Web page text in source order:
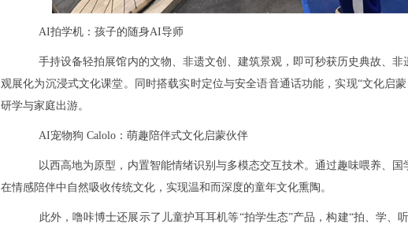
AI拍学机：孩子的随身AI导师
手持设备轻拍展馆内的文物、非遗文创、建筑景观，即可秒获历史典故、
观展化为沉浸式文化课堂。同时搭载实时定位与安全语音通话功能，实现“文化启
研学与家庭出游。
AI宠物狗 Calolo：萌趣陪伴式文化启蒙伙伴
以西高地为原型，内置智能情绪识别与多模态交互技术。通过趣味喂养、
在情感陪伴中自然吸收传统文化，实现温和而深度的童年文化熏陶。
此外，噜咔博士还展示了儿童护耳耳机等“拍学生态”产品，构建“拍、学、